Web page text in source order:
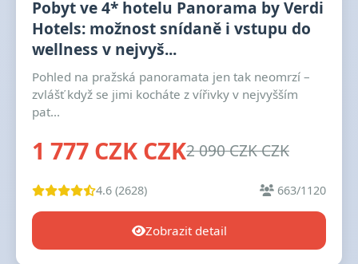
Pobyt ve 4* hotelu Panorama by Verdi
Hotels: možnost snídaně i vstupu do
wellness v nejvyš...
Pohled na pražská panoramata jen tak neomrzí –
zvlášť když se jimi kocháte z vířivky v nejvyšším
pat...
1 777 CZK CZK2 090 CZK CZK
4.6 (2628) 663/1120
Zobrazit detail